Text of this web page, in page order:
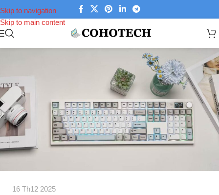
Skip to navigation
Skip to main content
16 Th12 2025